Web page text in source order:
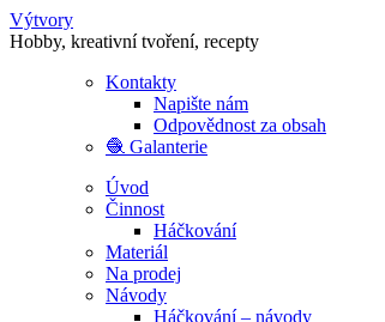
Výtvory
Hobby, kreativní tvoření, recepty
Kontakty
Napište nám
Odpovědnost za obsah
🧶 Galanterie
Úvod
Činnost
Háčkování
Materiál
Na prodej
Návody
Háčkování – návody